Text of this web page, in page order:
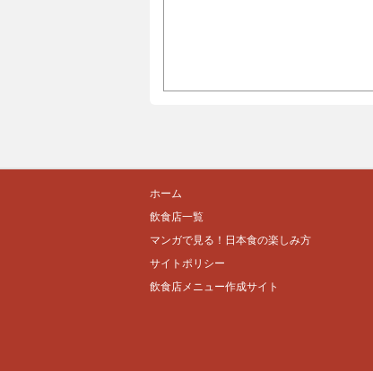
ホーム
飲食店一覧
マンガで見る！日本食の楽しみ方
サイトポリシー
飲食店メニュー作成サイト